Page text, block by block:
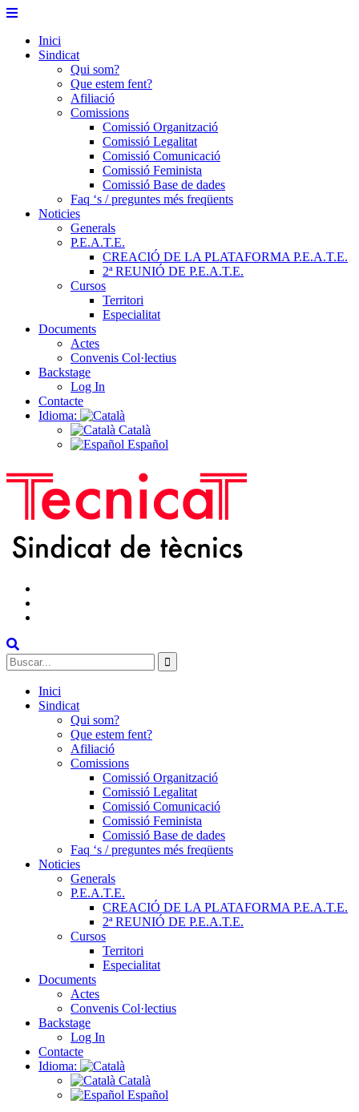
Skip
contentInici
Sindicat
Qui som?
Que estem fent?
Afiliació
Comissions
Comissió Organització
Comissió Legalitat
Comissió Comunicació
Comissió Feminista
Comissió Base de dades
Faq ‘s / preguntes més freqüents
Noticies
Generals
P.E.A.T.E.
CREACIÓ DE LA PLATAFORMA P.E.A.T.E.
2ª REUNIÓ DE P.E.A.T.E.
Cursos
Territori
Especialitat
Documents
Actes
Convenis Col·lectius
Backstage
Log In
Contacte
Idioma:
Català
Español
Search
for:
Inici
Sindicat
Qui som?
Que estem fent?
Afiliació
Comissions
Comissió Organització
Comissió Legalitat
Comissió Comunicació
Comissió Feminista
Comissió Base de dades
Faq ‘s / preguntes més freqüents
Noticies
Generals
P.E.A.T.E.
CREACIÓ DE LA PLATAFORMA P.E.A.T.E.
2ª REUNIÓ DE P.E.A.T.E.
Cursos
Territori
Especialitat
Documents
Actes
Convenis Col·lectius
Backstage
Log In
Contacte
Idioma:
Català
Español